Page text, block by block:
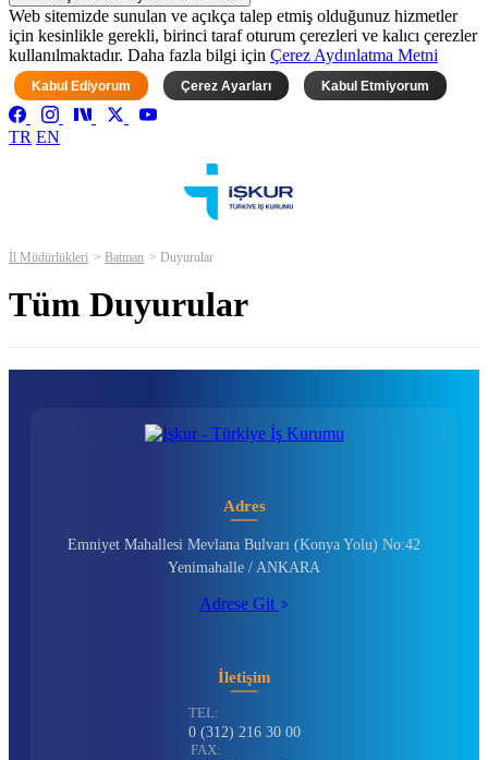
Web sitemizde sunulan ve açıkça talep etmiş olduğunuz hizmetler
için kesinlikle gerekli, birinci taraf oturum çerezleri ve kalıcı çerezler
kullanılmaktadır. Daha fazla bilgi için Çerez Aydınlatma Metni
Kabul Ediyorum Çerez Ayarları Kabul Etmiyorum
TR EN
İl Müdürlükleri Batman Duyurular
Tüm Duyurular
Adres
Emniyet Mahallesi Mevlana Bulvarı (Konya Yolu) No:42
Yenimahalle / ANKARA
Adrese Git
İletişim
TEL:
0 (312) 216 30 00
FAX: